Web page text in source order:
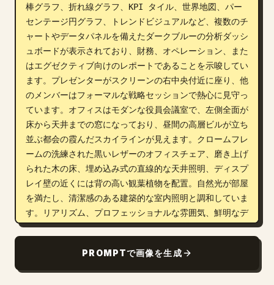
棒グラフ、折れ線グラフ、KPI タイル、世界地図、パー
センテージ円グラフ、トレンドビジュアルなど、複数のチ
ャートやデータパネルを備えたダークブルーの分析ダッシ
ュボードが表示されており、財務、オペレーション、また
はエグゼクティブ向けのレポートであることを示唆してい
ます。プレゼンターがスクリーンの右中央付近に座り、他
のメンバーはフォーマルな戦略セッションで熱心に見守っ
ています。オフィスはモダンな役員会議室で、左側全面が
床から天井までの窓になっており、昼間の高層ビルが立ち
並ぶ都会の霞んだスカイラインが見えます。クロームフレ
ームの洗練された黒いレザーのオフィスチェア、磨き上げ
られた木の床、埋め込み式の直線的な天井照明、ディスプ
レイ壁の近くには背の高い観葉植物を配置。自然光が部屋
を満たし、清潔感のある建築的な室内照明と調和していま
す。リアリズム、プロフェッショナルな雰囲気、鮮明なデ
ィテール、繊細な反射、自然な肌の色合い、高級感のある
ックな建築写真スタイルで撮影された、超高精細、高解像
度、ワイドな構図。
PROMPTで画像を生成